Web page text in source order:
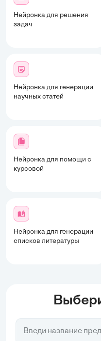
Нейронка для решения
задач
Нейронка для генерации
научных статей
Нейронка для помощи с
курсовой
Нейронка для генерации
списков литературы